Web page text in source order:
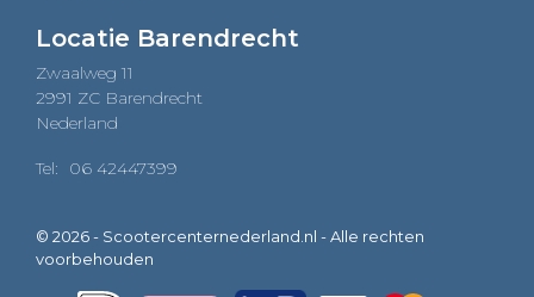
Locatie Barendrecht
Zwaalweg 11
2991 ZC Barendrecht
Nederland
Tel: 06 42447399
© 2026 - Scootercenternederland.nl - Alle rechten
voorbehouden